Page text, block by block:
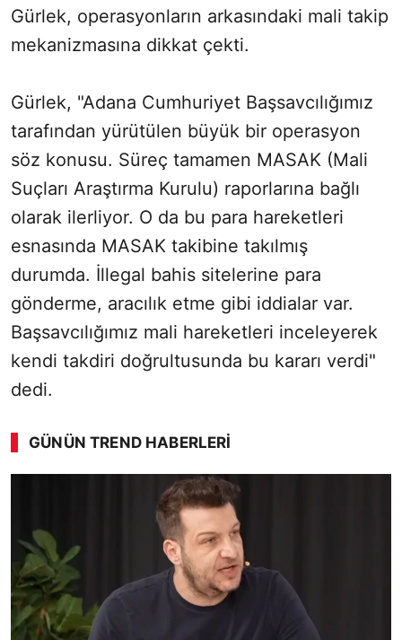
Gürlek, operasyonların arkasındaki mali takip
mekanizmasına dikkat çekti.
Gürlek, "Adana Cumhuriyet Başsavcılığımız
tarafından yürütülen büyük bir operasyon
söz konusu. Süreç tamamen MASAK (Mali
Suçları Araştırma Kurulu) raporlarına bağlı
olarak ilerliyor. O da bu para hareketleri
esnasında MASAK takibine takılmış
durumda. İllegal bahis sitelerine para
gönderme, aracılık etme gibi iddialar var.
Başsavcılığımız mali hareketleri inceleyerek
kendi takdiri doğrultusunda bu kararı verdi"
dedi.
GÜNÜN TREND HABERLERI